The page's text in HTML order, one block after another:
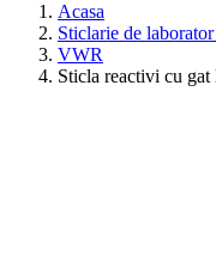
Acasa
Sticlarie de
VWR
Sticla reactivi cu